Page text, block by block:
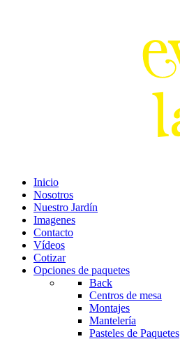
Inicio
Nosotros
Nuestro Jardín
Imagenes
Contacto
Vídeos
Cotizar
Opciones de paquetes
Back
Centros de mesa
Montajes
Mantelería
Pasteles de Paquetes